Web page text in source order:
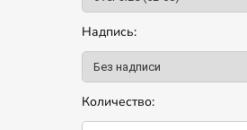
Надпись:
Количество: